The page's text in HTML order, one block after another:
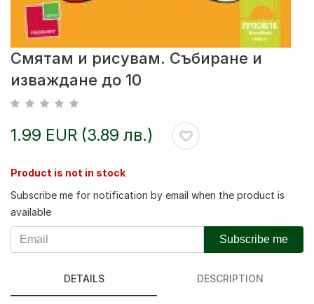
Смятам и рисувам. Събиране и
изваждане до 10
1.99 EUR (3.89 лв.)
Product is not in stock
Subscribe me for notification by email when the product is
available
Subscribe me
DETAILS DESCRIPTION